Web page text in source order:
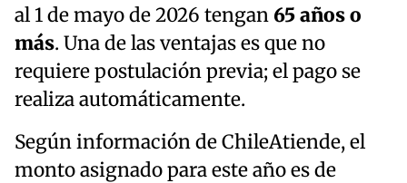
al 1 de mayo de 2026 tengan 65 años o
más. Una de las ventajas es que no
requiere postulación previa; el pago se
realiza automáticamente.
Según información de ChileAtiende, el
monto asignado para este año es de